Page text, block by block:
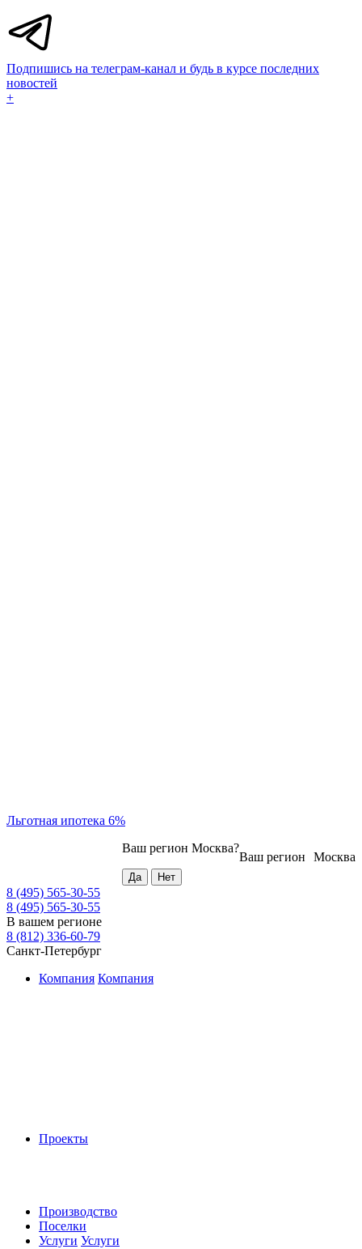
Подпишись на телеграм-канал и будь в курсе последних
новостей
+
Льготная ипотека 6%
Москва
Ваш регион
Ваш регион Москва?
8 (495) 565-30-55
8 (495) 565-30-55
В вашем регионе
8 (812) 336-60-79
Санкт-Петербург
Компания Компания
Проекты
Производство
Поселки
Услуги Услуги